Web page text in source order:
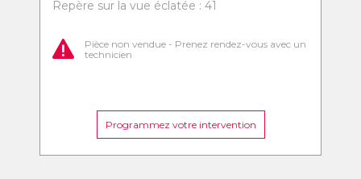
Repère sur la vue éclatée : 41
Pièce non vendue - Prenez rendez-vous avec un
technicien
Programmez votre intervention